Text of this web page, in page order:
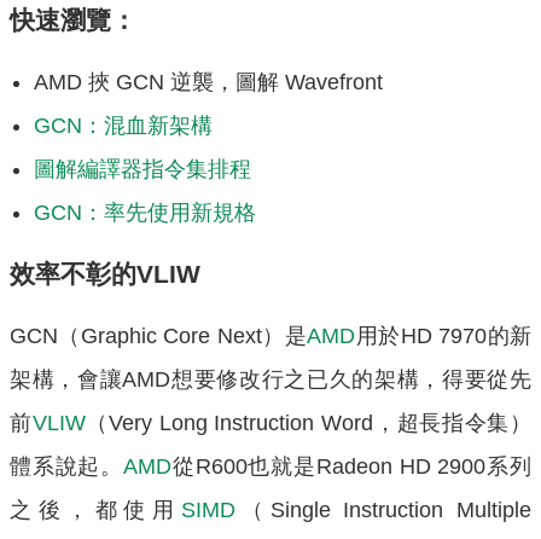
快速瀏覽：
AMD 挾 GCN 逆襲，圖解 Wavefront
GCN：混血新架構
圖解編譯器指令集排程
GCN：率先使用新規格
效率不彰的VLIW
GCN（Graphic Core Next）是AMD用於HD 7970的新
架構，會讓AMD想要修改行之已久的架構，得要從先
前VLIW（Very Long Instruction Word，超長指令集）
體系說起。 AMD從R600也就是Radeon HD 2900系列
之後，都使用 SIMD（Single Instruction Multiple